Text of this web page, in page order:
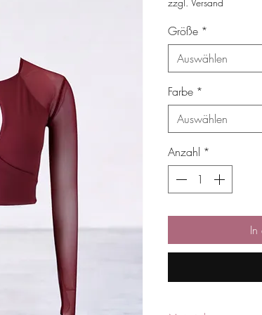
zzgl. Versand
Größe *
Auswählen
Farbe *
Auswählen
Anzahl *